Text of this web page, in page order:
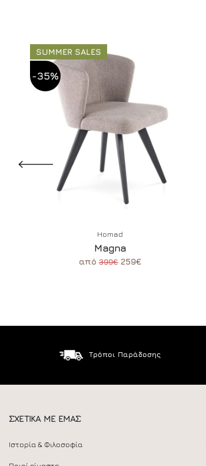
SUMMER SALES
-35%
Homad
Magna
από399€259€
Τρόποι Παράδοσης
ΣΧΕΤΙΚΑ ΜΕ ΕΜΑΣ
Ιστορία & Φιλοσοφία